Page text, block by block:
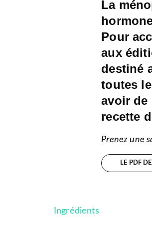
La
Pour
aux
destiné
toutes
avoir de
recette
Prenez une
LE PDF
Ingrédients